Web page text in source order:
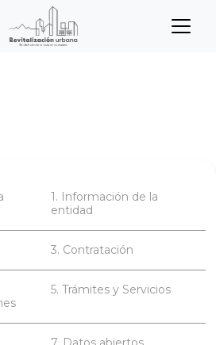
de
1. Información de la
entidad
3. Contratación
5. Trámites y Servicios